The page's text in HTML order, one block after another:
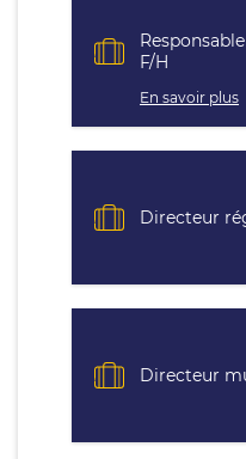
F/H
En savoir plus
Directeur
Directeur